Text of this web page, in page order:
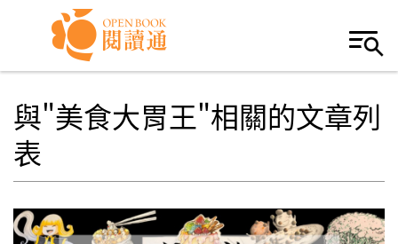
Skip to navigation
移至主內容
與"美食大胃王"相關的文章列
表